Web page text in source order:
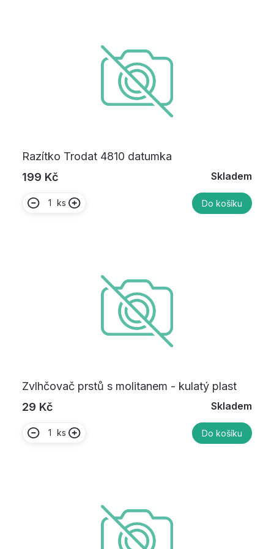
Razítko Trodat 4810 datumka
199 Kč
Skladem
ks Do košíku
Zvlhčovač prstů s molitanem - kulatý plast
29 Kč
Skladem
ks Do košíku